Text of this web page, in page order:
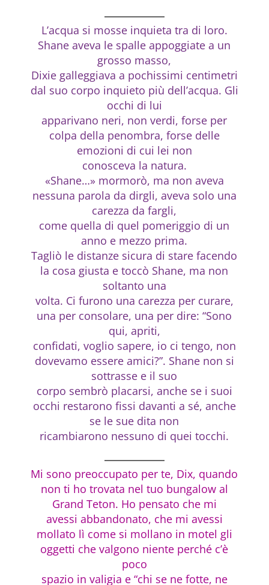
L’acqua si mosse inquieta tra di loro.
Shane aveva le spalle appoggiate a un
grosso masso,
Dixie galleggiava a pochissimi centimetri
dal suo corpo inquieto più dell’acqua. Gli
occhi di lui
apparivano neri, non verdi, forse per
colpa della penombra, forse delle
emozioni di cui lei non
conosceva la natura.
«Shane…» mormorò, ma non aveva
nessuna parola da dirgli, aveva solo una
carezza da fargli,
come quella di quel pomeriggio di un
anno e mezzo prima.
Tagliò le distanze sicura di stare facendo
la cosa giusta e toccò Shane, ma non
soltanto una
volta. Ci furono una carezza per curare,
una per consolare, una per dire: “Sono
qui, apriti,
confidati, voglio sapere, io ci tengo, non
dovevamo essere amici?”. Shane non si
sottrasse e il suo
corpo sembrò placarsi, anche se i suoi
occhi restarono fissi davanti a sé, anche
se le sue dita non
ricambiarono nessuno di quei tocchi.
Mi sono preoccupato per te, Dix, quando
non ti ho trovata nel tuo bungalow al
Grand Teton. Ho pensato che mi
avessi abbandonato, che mi avessi
mollato lì come si mollano in motel gli
oggetti che valgono niente perché c’è
poco
spazio in valigia e “chi se ne fotte, ne